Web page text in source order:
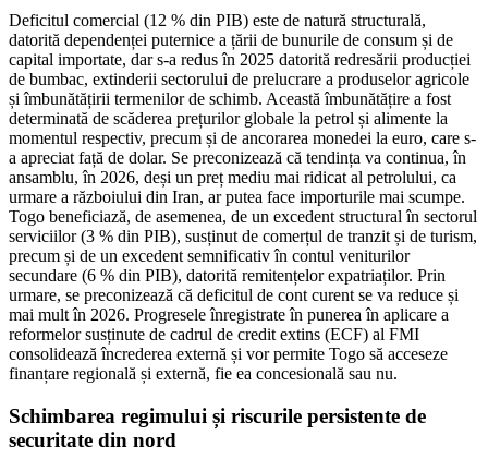
Deficitul comercial (12 % din PIB) este de natură structurală,
datorită dependenței puternice a țării de bunurile de consum și de
capital importate, dar s-a redus în 2025 datorită redresării producției
de bumbac, extinderii sectorului de prelucrare a produselor agricole
și îmbunătățirii termenilor de schimb. Această îmbunătățire a fost
determinată de scăderea prețurilor globale la petrol și alimente la
momentul respectiv, precum și de ancorarea monedei la euro, care s-
a apreciat față de dolar. Se preconizează că tendința va continua, în
ansamblu, în 2026, deși un preț mediu mai ridicat al petrolului, ca
urmare a războiului din Iran, ar putea face importurile mai scumpe.
Togo beneficiază, de asemenea, de un excedent structural în sectorul
serviciilor (3 % din PIB), susținut de comerțul de tranzit și de turism,
precum și de un excedent semnificativ în contul veniturilor
secundare (6 % din PIB), datorită remitențelor expatriaților. Prin
urmare, se preconizează că deficitul de cont curent se va reduce și
mai mult în 2026. Progresele înregistrate în punerea în aplicare a
reformelor susținute de cadrul de credit extins (ECF) al FMI
consolidează încrederea externă și vor permite Togo să acceseze
finanțare regională și externă, fie ea concesională sau nu.
Schimbarea regimului și riscurile persistente de
securitate din nord